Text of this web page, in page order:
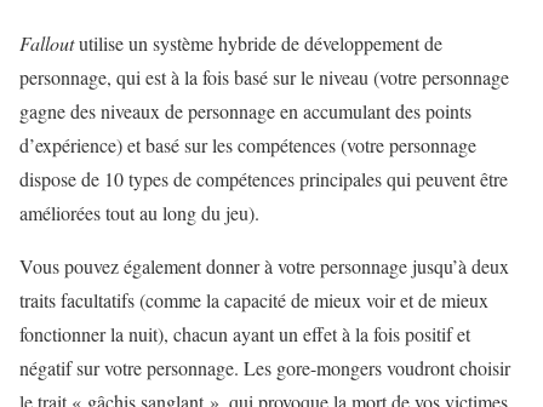
Falloututilise un système hybride de développement de
personnage, qui est à la fois basé sur le niveau (votre personnage
gagne des niveaux de personnage en accumulant des points
d’expérience) et basé sur les compétences (votre personnage
dispose de 10 types de compétences principales qui peuvent être
améliorées tout au long du jeu).
Vous pouvez également donner à votre personnage jusqu’à deux
traits facultatifs (comme la capacité de mieux voir et de mieux
fonctionner la nuit), chacun ayant un effet à la fois positif et
négatif sur votre personnage. Les gore-mongers voudront choisir
le trait « gâchis sanglant », qui provoque la mort de vos victimes